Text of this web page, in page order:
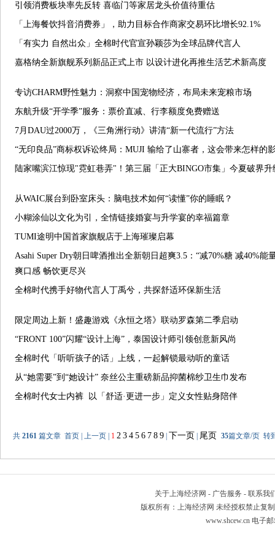
引领消费板块率先反转 喜临门等家居龙头价值待重估
「上海餐饮抖音消费券」，助力目标合作商家交易环比增长92.1%
「有实力 自然出众」全棉时代官宣孙颖莎为全球品牌代言人
嘉格纳全新旗舰系列新品正式上市 以设计进化再推生活艺术新高度
专访CHARM野性魅力：洞察中国宠物经济，布局未来宠粮市场
东航升级“开学季”服务：票价直减、行李额度免费赠送
7月DAU过2000万，《三角洲行动》讲清“新一代流行”方法
“无印良品”商标权诉讼终局：MUJI 输给了山寨者，这会带来怎样的
陆家嘴滨江惊现"霓虹巷弄"！第三届「正大BINGO市集」今夏破界升
从WAIC展台到卧室床头：脑电技术如何“读懂”你的睡眠？
小糊涂仙以文化为引，全情链接婚宴与升学宴的幸福篇章
TUMI途明中国首家旗舰店于上海璀璨启幕
Asahi Super Dry朝日啤酒推出全新朝日超爽3.5：“减70%糖 减40%能
爽口感 畅饮更尽兴
全棉时代携手好物代言人丁禹兮，共探舒适环保新生活
限定周边上新！盛趣游戏《永恒之塔》联动罗森第二季启动
“FRONT 100”闪耀“设计上海”，泰国设计师引领创意新风尚
全棉时代「听听孩子的话」上线，一起解锁最动听的童话
从“她需要”到“她设计” 奈丝公主重磅新品抑菌棉纱卫生巾发布
全棉时代女士内裤 以「舒适·更进一步」定义女性贴身陪伴
共 2161 篇文章 首页 | 上一页 | 1 2 3 4 5 6 7 8 9 下一页 尾页 35篇文章/页 转
关于上海经济网 - 广告服务 - 联系我
版权所有：上海经济网 未经授权禁止复制
www.shcew.cn 电子